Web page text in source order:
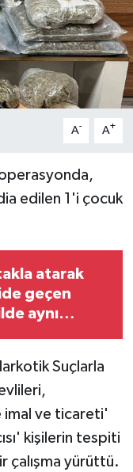
A- A+
edilen 1'i çocuk
atarak
geçen
aynı
Suçlarla
imal ve ticareti'
kişilerin tespiti
çalışma yürüttü.